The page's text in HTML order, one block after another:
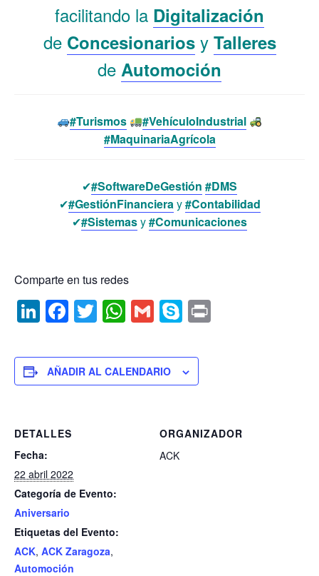
n o
o
p
p
facilitando la Digitalización
de Concesionariosy Talleres
de Automoción
#Turismos
#VehículoIndustrial
#MaquinariaAgrícola
✔#SoftwareDeGestión #DMS
✔#GestiónFinancieray#Contabilidad
✔#Sistemasy#Comunicaciones
Comparte en tus redes
Li
n
k
e
n
F
a
c
e
o
o
k
T
w
itt
er
W
h
at
s
G
m
ai
l
S
k
y
p
AÑADIR AL CALENDARIO
DETALLES
Fecha:
22 abril 2022
Categoría de Evento:
Aniversario
Etiquetas del Evento:
ACK, ACK Zaragoza,
Automoción
ORGANIZADOR
ACK